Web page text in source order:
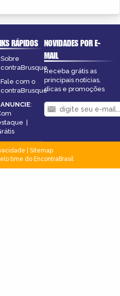
RÁPIDOS
Sobre
Fale com o
ANUNCIE:
|
NOVIDADES POR E-
MAIL
Receba grátis as
principais notícias,
dicas e promoções
Sitemap
time do EncontraBrasil